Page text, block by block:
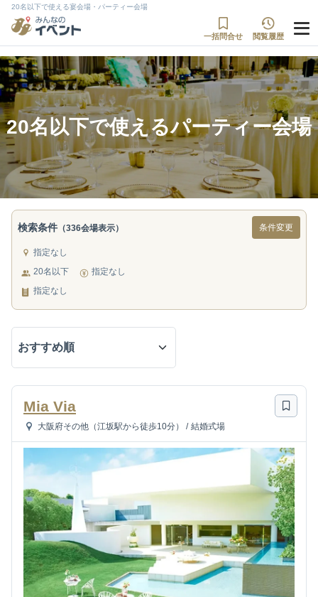
20名以下で使える宴会場・パーティー会場
一括問合せ 閲覧履歴
20名以下で使えるパーティー会場
検索条件 （336会場表示） 条件変更
指定なし
20名以下
指定なし
指定なし
Mia Via
大阪府その他（江坂駅から徒歩10分） / 結婚式場